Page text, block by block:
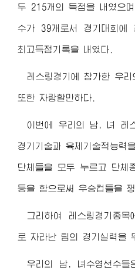
두 215개의 득점을 내였으
수가 39개로서 경기대회에
최고득점기록을 내였다.
레스링경기에 참가한 우
또한 자랑할만하다.
이번에 우리의 남, 녀 레
경기기술과 육체기술적능력
단체들을 모두 누르고 단체
등을 함으로써 우승컵들을 쟁
그리하여 레스링경기종
로 자라난 팀의 경기실력을
우리의 남, 녀수영선수들